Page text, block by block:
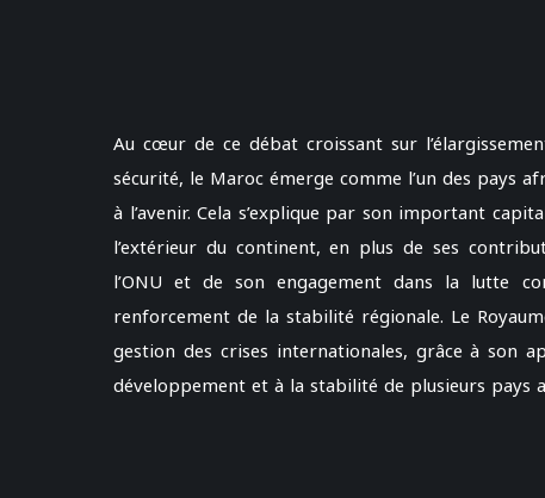
Au cœur de ce débat croissant sur
sécurité, le Maroc émerge comme l’un des pays
à l’avenir. Cela s’explique par son important
l’extérieur du continent, en plus de ses
l’ONU et de son engagement dans la lutte
renforcement de la stabilité régionale. Le
gestion des crises internationales, grâce à son
développement et à la stabilité de plusieurs pays